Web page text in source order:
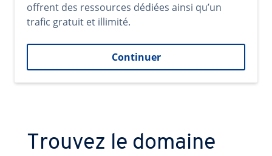
offrent des ressources dédiées ainsi qu’un
trafic gratuit et illimité.
Continuer
Trouvez le domaine